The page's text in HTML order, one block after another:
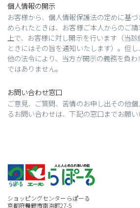
個人情報の開示
お客様から、個人情報保護法の定めに基
められたときは、お客様ご本人からのご
上で、お客様に対し開示を行います（当
ときにはその旨を通知いたします）。但
他の法令により、当方が開示の義務を負わ
ではありません。
お問い合わせ窓口
ご意見、ご質問、苦情のお申し出その他
るお問い合わせは、下記の窓口までお願い
ショッピングセンターらぽーる
京都府舞鶴市南浜町27-5